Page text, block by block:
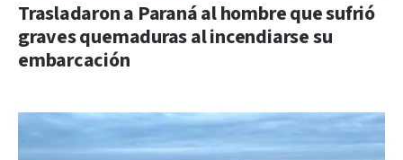
Trasladaron a Paraná al hombre que sufrió
graves quemaduras al incendiarse su
embarcación